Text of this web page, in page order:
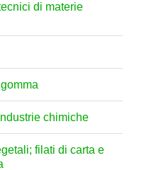
di materie
chimiche
filati di carta e